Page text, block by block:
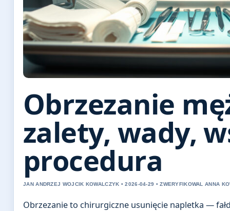
Obrzezanie
zalety, wady,
procedura
JAN ANDRZEJ WOJCIK KOWALCZYK • 2026-04-29 • ZWERYFIKOWAL ANNA
Obrzezanie to chirurgiczne usunięcie napletka —